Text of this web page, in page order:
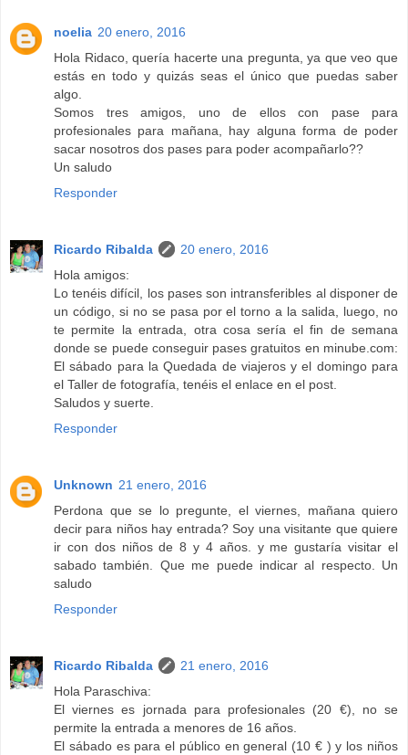
noelia 20 enero, 2016
Hola Ridaco, quería hacerte una pregunta, ya que veo que
estás en todo y quizás seas el único que puedas saber
algo.
Somos tres amigos, uno de ellos con pase para
profesionales para mañana, hay alguna forma de poder
sacar nosotros dos pases para poder acompañarlo??
Un saludo
Responder
Ricardo Ribalda
20 enero, 2016
Hola amigos:
Lo tenéis difícil, los pases son intransferibles al disponer de
un código, si no se pasa por el torno a la salida, luego, no
te permite la entrada, otra cosa sería el fin de semana
donde se puede conseguir pases gratuitos en minube.com:
El sábado para la Quedada de viajeros y el domingo para
el Taller de fotografía, tenéis el enlace en el post.
Saludos y suerte.
Responder
Unknown 21 enero, 2016
Perdona que se lo pregunte, el viernes, mañana quiero
decir para niños hay entrada? Soy una visitante que quiere
ir con dos niños de 8 y 4 años. y me gustaría visitar el
sabado también. Que me puede indicar al respecto. Un
saludo
Responder
Ricardo Ribalda
21 enero, 2016
Hola Paraschiva:
El viernes es jornada para profesionales (20 €), no se
permite la entrada a menores de 16 años.
El sábado es para el público en general (10 € ) y los niños